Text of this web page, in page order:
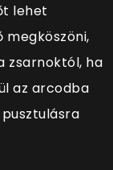
lehet
megköszöni,
zsarnoktól, ha
az arcodba